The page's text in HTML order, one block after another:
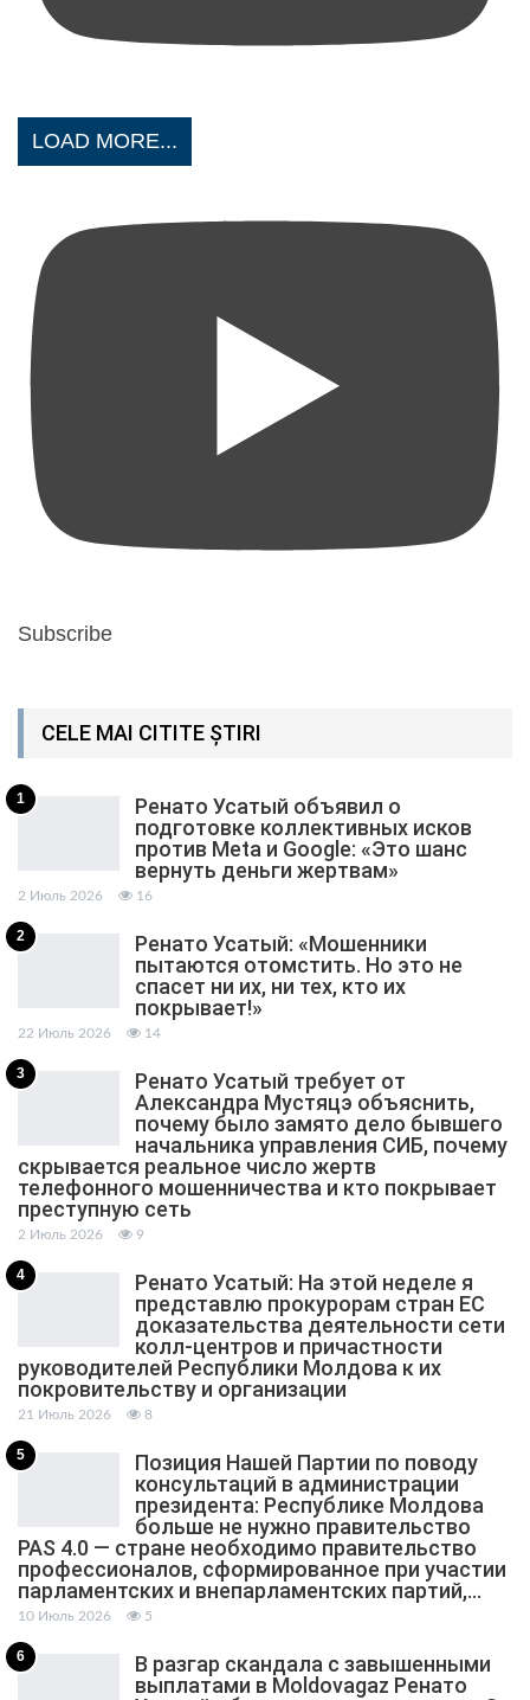
LOAD MORE...
Subscribe
CELE MAI CITITE ȘTIRI
1
Ренато Усатый объявил о
подготовке коллективных исков
против Meta и Google: «Это шанс
вернуть деньги жертвам»
2 Июль 2026 16
2
Ренато Усатый: «Мошенники
пытаются отомстить. Но это не
спасет ни их, ни тех, кто их
покрывает!»
22 Июль 2026 14
3
Ренато Усатый требует от
Александра Мустяцэ объяснить,
почему было замято дело бывшего
начальника управления СИБ, почему
скрывается реальное число жертв
телефонного мошенничества и кто покрывает
преступную сеть
2 Июль 2026 9
4
Ренато Усатый: На этой неделе я
представлю прокурорам стран ЕС
доказательства деятельности сети
колл-центров и причастности
руководителей Республики Молдова к их
покровительству и организации
21 Июль 2026 8
5
Позиция Нашей Партии по поводу
консультаций в администрации
президента: Республике Молдова
больше не нужно правительство
PAS 4.0 — стране необходимо правительство
профессионалов, сформированное при участии
парламентских и внепарламентских партий,…
10 Июль 2026 5
6
В разгар скандала с завышенными
выплатами в Moldovagaz Ренато